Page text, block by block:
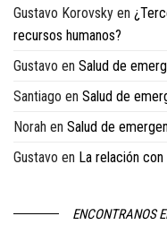
Gustavo Korovsky en
recursos humanos?
Gustavo en Salud de
Santiago en Salud de
Norah en Salud de
Gustavo en La relación
ENCONTRANOS